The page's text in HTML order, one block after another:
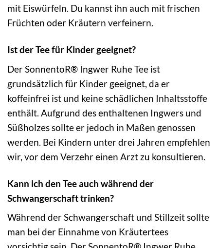
mit Eiswürfeln. Du kannst ihn auch mit frischen
Früchten oder Kräutern verfeinern.
Ist der Tee für Kinder geeignet?
Der SonnentoR® Ingwer Ruhe Tee ist
grundsätzlich für Kinder geeignet, da er
koffeinfrei ist und keine schädlichen Inhaltsstoffe
enthält. Aufgrund des enthaltenen Ingwers und
Süßholzes sollte er jedoch in Maßen genossen
werden. Bei Kindern unter drei Jahren empfehlen
wir, vor dem Verzehr einen Arzt zu konsultieren.
Kann ich den Tee auch während der
Schwangerschaft trinken?
Während der Schwangerschaft und Stillzeit sollte
man bei der Einnahme von Kräutertees